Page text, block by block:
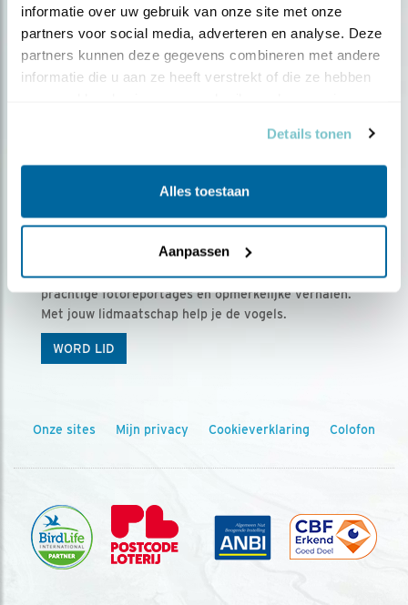
informatie over uw gebruik van onze site met onze
partners voor social media, adverteren en analyse. Deze
partners kunnen deze gegevens combineren met andere
informatie die u aan ze heeft verstrekt of die ze hebben
Details tonen
Alles toestaan
Aanpassen
Ontvang 5 x Vogels voor € 36,00 per jaar
Vogels is het tijdschrift voor onze leden, met
prachtige fotoreportages en opmerkelijke verhalen.
Met jouw lidmaatschap help je de vogels.
WORD LID
Onze sites Mijn privacy Cookieverklaring Colofon